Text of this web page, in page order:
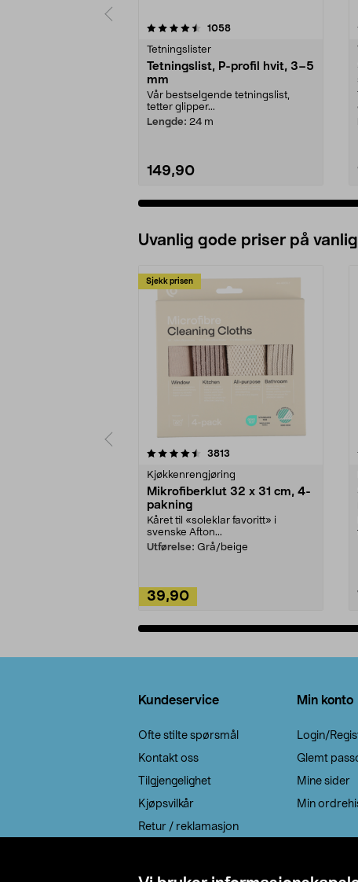
1058anmeldelser
Tetningslister
Tetningslist, P-profil hvit, 3–5
mm
Vår bestselgende tetningslist,
tetter glipper...
Lengde: 24 m
149,90
3.5 av 5 stjerner
Uvanlig gode priser på
Sjekk prisen
3813
Kjøkkenrengjøring
Mikrofiberklut 32 x 31 cm, 4-
pakning
Kåret til «soleklar favoritt» i
svenske Afton...
Utførelse: Grå/beige
39,90
4.5av 5 stjerner
Kundeservice
Ofte stilte spørsmål
Kontakt oss
Tilgjengelighet
Kjøpsvilkår
Retur / reklamasjon
Min konto
Login/
Glemt
Mine sider
Min